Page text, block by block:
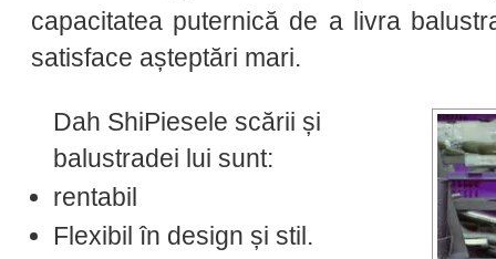
capacitatea puternică de a livra
satisface așteptări mari.
Dah ShiPiesele scării și
balustradei lui sunt:
rentabil
Flexibil în design și stil.